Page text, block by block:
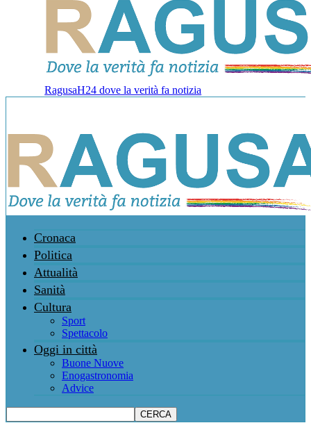
RagusaH24 dove la verità fa notizia
Cronaca
Politica
Attualità
Sanità
Cultura
Sport
Spettacolo
Oggi in città
Buone Nuove
Enogastronomia
Advice